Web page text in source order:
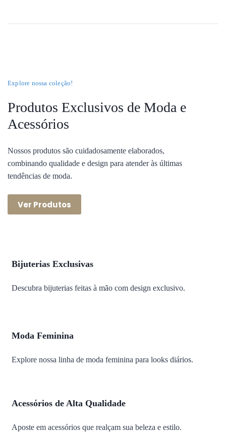
Explore nossa coleção!
Produtos Exclusivos de Moda e
Acessórios
Nossos produtos são cuidadosamente elaborados,
combinando qualidade e design para atender às últimas
tendências de moda.
Ver Produtos
Bijuterias Exclusivas
Descubra bijuterias feitas à mão com design exclusivo.
Moda Feminina
Explore nossa linha de moda feminina para looks diários.
Acessórios de Alta Qualidade
Aposte em acessórios que realçam sua beleza e estilo.